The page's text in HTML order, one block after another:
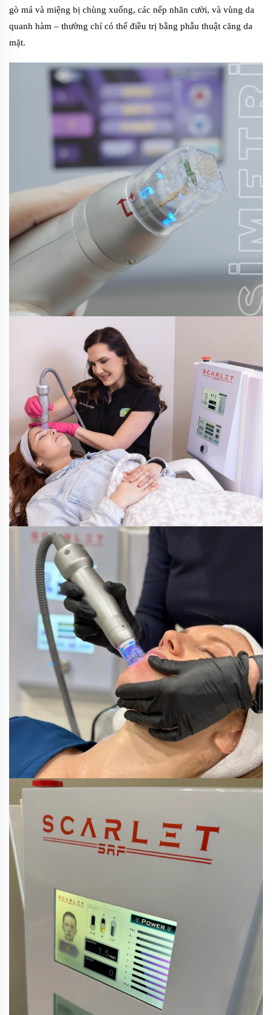
gò má và miệng bị chùng xuống, các nếp nhăn cười, và vùng da
quanh hàm – thường chỉ có thể điều trị bằng phẫu thuật căng da
mặt.